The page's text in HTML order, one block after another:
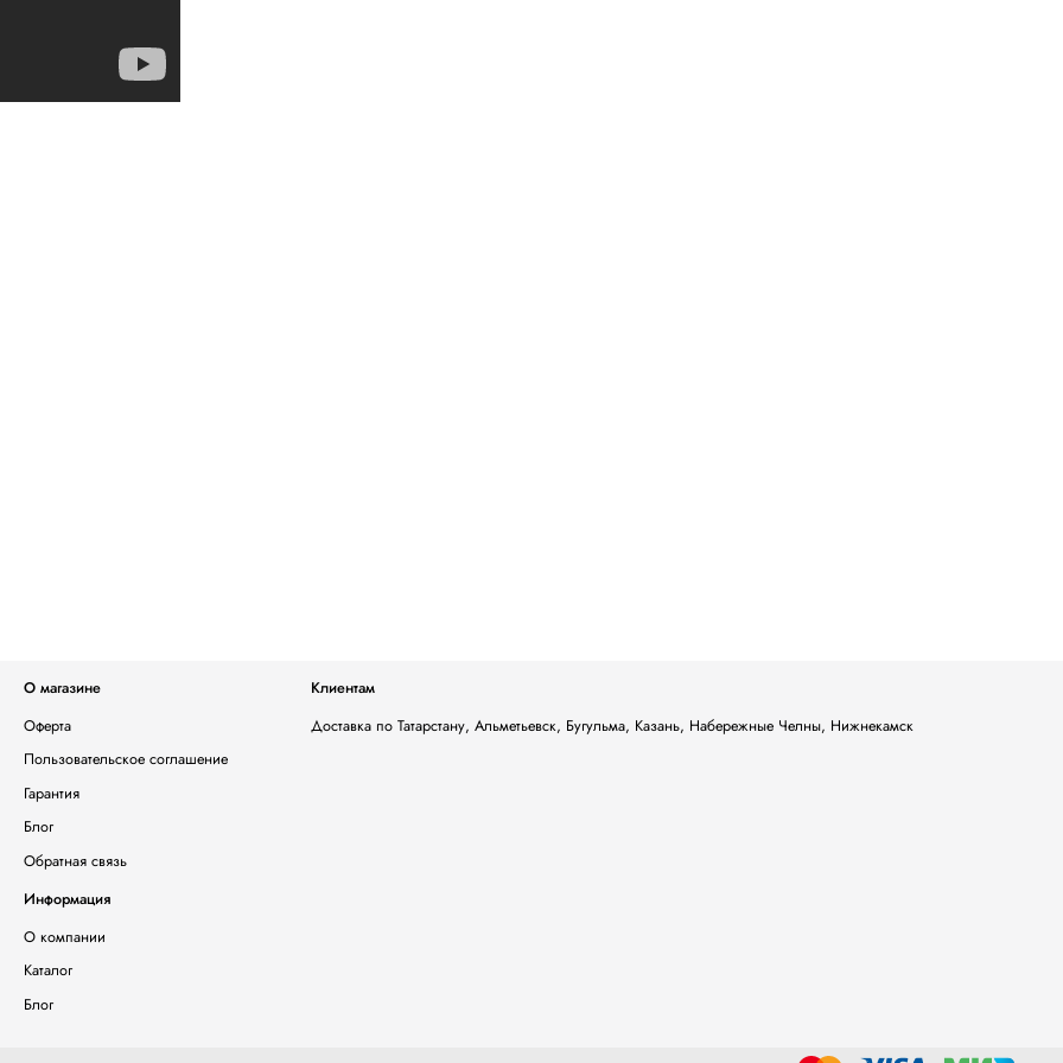
О магазине
Оферта
Пользовательское соглашение
Гарантия
Блог
Обратная связь
Клиентам
Доставка по Татарстану, Альметьевск, Бугульма, Казань, Набережные Челны, Нижнекамск
Информация
О компании
Каталог
Блог